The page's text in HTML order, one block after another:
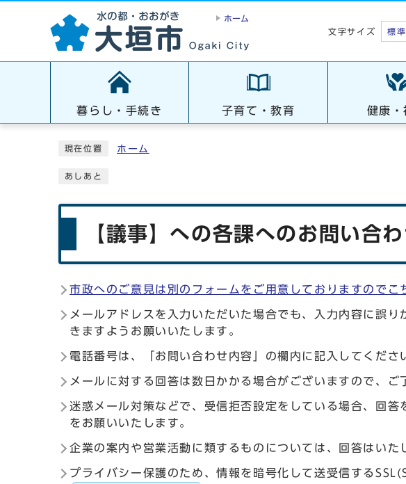
ホーム
文字サイズ
標準
暮らし・手続き 子育て・教育 健康・
現在位置 ホーム
あしあと
【議事】への各課へのお問い合
市政へのご意見は別のフォームをご用意しておりますのでこ
メールアドレスを入力いただいた場合でも、入力内容に誤
きますようお願いいたします。
電話番号は、「お問い合わせ内容」の欄内に記入してくださ
メールに対する回答は数日かかる場合がございますので、ご
迷惑メール対策などで、受信拒否設定をしている場合、回
をお願いいたします。
企業の案内や営業活動に類するものについては、回答はいた
プライバシー保護のため、情報を暗号化して送受信する